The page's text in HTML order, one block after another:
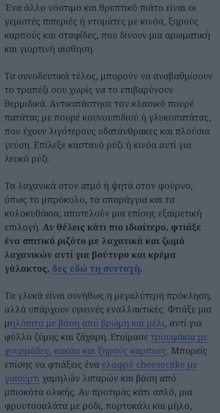
Ένα άλλο νόστιμο και θρεπτικό πιάτο είναι οι
γεμιστές πιπεριές ή ντομάτες με κινόα, ξηρούς
καρπούς και σταφίδες, που δίνουν μια αρωματική
και γιορτινή αίσθηση.
Τα συνοδευτικά τέλος, μπορούν να αναβαθμίσουν
το τραπέζι σου χωρίς να το επιβαρύνουν
θερμιδικά. Αντικατάστησε τον κλασικό πουρέ
πατάτας με πουρέ κουνουπιδιού ή γλυκοπατάτας,
που έχουν λιγότερους υδατάνθρακες και πλούσια
γεύση. Επίλεξε καστανό ρύζι ή κινόα αντί για
λευκό ρύζι.
Τα λαχανικά στον ατμό ή ψητά στον φούρνο,
όπως το μπρόκολο, τα σπαράγγια και τα
κολοκυθάκια, αποτελούν μια επίσης εξαιρετική
επιλογή. Αν θέλεις κάτι πιο ιδιαίτερο, φτιάξε
ένα σπιτικό ριζότο με λαχανικά και ζωμό
λαχανικών αντί για βούτυρο και κρέμα
γάλακτος, δες εδώ τη συνταγή.
Τα γλυκά είναι συνήθως η μεγαλύτερη πρόκληση,
αλλά υπάρχουν υγιεινές εναλλακτικές. Φτιάξε μια
μηλόπιτα με βάση από βρώμη και μέλι, αντί για
φύλλο ζύμης και ζάχαρη. Ετοίμασε τρουφάκια με
χουρμάδες, κακάο και ξηρούς καρπούς. Μπορείς
επίσης να φτιάξεις ένα ελαφρύ cheesecake με
γιαούρτι χαμηλών λιπαρών και βάση από
μπισκότα ολικής. Αν προτιμάς κάτι απλό, μια
φρουτοσαλάτα με ρόδι, πορτοκάλι και μήλο,